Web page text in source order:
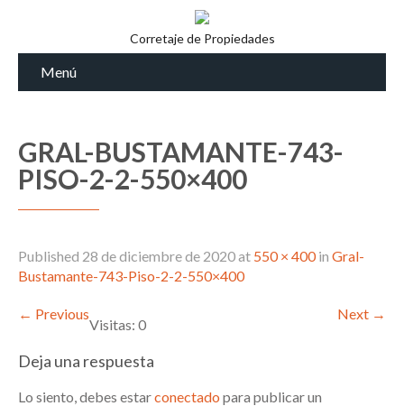
Corretaje de Propiedades
Menú
GRAL-BUSTAMANTE-743-
PISO-2-2-550×400
Published 28 de diciembre de 2020at 550 × 400in Gral-
Bustamante-743-Piso-2-2-550×400
← Previous Next →
Visitas: 0
Deja una respuesta
Lo siento, debes estarconectado para publicar un